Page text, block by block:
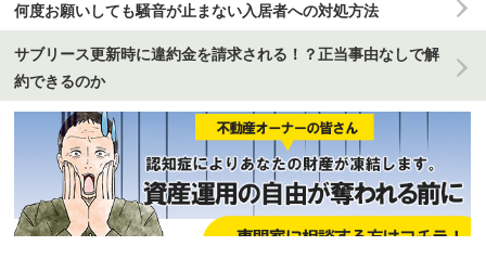
何度お願いしても騒音が止まない入居者への対処方法
サブリース更新時に違約金を請求される！？正当事由なしで解
約できるのか